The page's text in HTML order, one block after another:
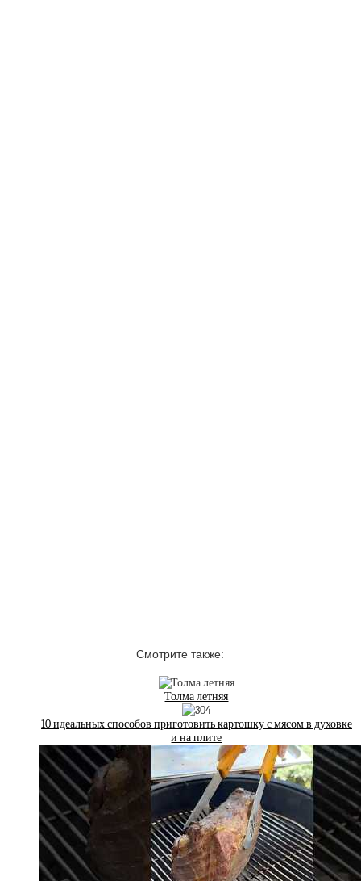
Смотрите также:
Толма летняя
10 идеальных способов приготовить картошку с мясом в духовке
и на плите